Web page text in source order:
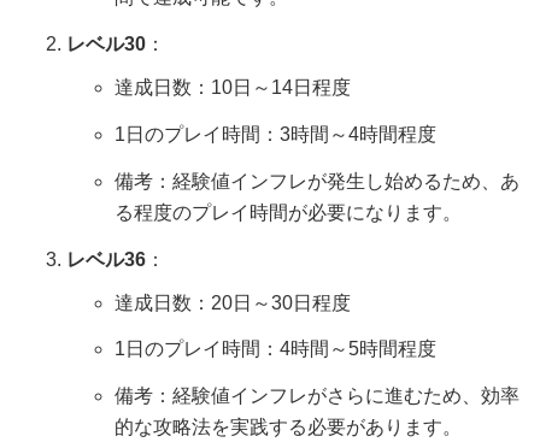
レベル30 ：
達成日数：10日～14日程度
1日のプレイ時間：3時間～4時間程度
備考：経験値インフレが発生し始めるため、あ
る程度のプレイ時間が必要になります。
レベル36 ：
達成日数：20日～30日程度
1日のプレイ時間：4時間～5時間程度
備考：経験値インフレがさらに進むため、効率
的な攻略法を実践する必要があります。